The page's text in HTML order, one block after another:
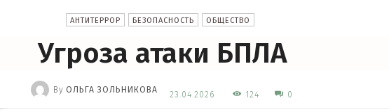
АНТИТЕРРОР БЕЗОПАСНОСТЬ ОБЩЕСТВО
Угроза атаки БПЛА
By ОЛЬГА ЗОЛЬНИКОВА 23.04.2026 124 0